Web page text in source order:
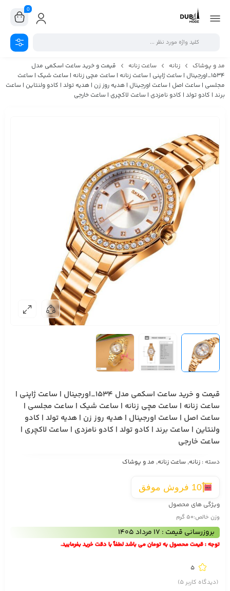
0
مد و پوشاک زنانه ساعت زنانه
قیمت و خرید ساعت اسکمی مدل
1534_اورجینال | ساعت ژاپنی | ساعت زنانه | ساعت مچی زنانه | ساعت شیک | ساعت
مجلسی | ساعت اصل | ساعت اورجینال | هدیه روز زن | هدیه تولد | کادو ولنتاین | ساعت
برند | کادو تولد | کادو نامزدی | ساعت لاکچری | ساعت خارجی
قیمت و خرید ساعت اسکمی مدل 1534_اورجینال | ساعت ژاپنی |
ساعت زنانه | ساعت مچی زنانه | ساعت شیک | ساعت مجلسی |
ساعت اصل | ساعت اورجینال | هدیه روز زن | هدیه تولد | کادو
ولنتاین | ساعت برند | کادو تولد | کادو نامزدی | ساعت لاکچری |
ساعت خارجی
دسته : زنانه, ساعت زنانه, مد و پوشاک
10 فروش موفق
ویژگی های محصول
وزن خالص:50 گرم
بروزرسانی قیمت : 17 مرداد 1405
توجه : قیمت محصول به تومان می باشد لطفاً با دقت خرید بفرمایید.
5
(دیدگاه کاربر5
)